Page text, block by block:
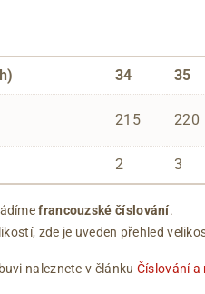
34 35
215 220
2 3
francouzské číslování.
zde je uveden přehled
naleznete v článku Číslování a